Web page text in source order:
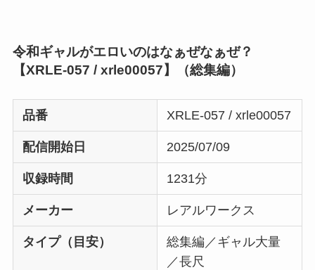
令和ギャルがエロいのはなぁぜなぁぜ？
【XRLE-057 / xrle00057】（総集編）
品番 XRLE-057 / xrle00057
配信開始日 2025/07/09
収録時間 1231分
メーカー レアルワークス
タイプ（目安）
総集編／ギャル大量
／長尺